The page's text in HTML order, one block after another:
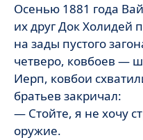
Осенью 1881 года
их друг Док Холидей
на зады пустого
четверо, ковбоев —
Иерп, ковбои
братьев закричал:
— Стойте, я не хочу
оружие.